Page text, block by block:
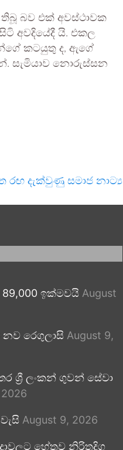
බව එක් අවස්ථාවක
අවදියේදී යි. එකල
කටයුතු ද, ඇගේ
සැමියාව නොරුස්සන
දැක්වුණු සමාජ නාට්‍ය
89,000 ඉක්මවයි August
රෙගුලාසි August 9,
ශ්‍රී ලංකන් ගුවන් සේවා
August 9, 2026
හේතුව නිරිතදිග